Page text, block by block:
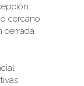
cercano
cerrada